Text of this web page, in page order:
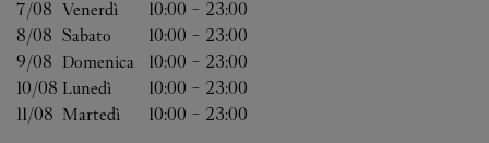
7/08 Venerdì 10:00 - 23:00
8/08 Sabato 10:00 - 23:00
9/08 Domenica 10:00 - 23:00
10/08 Lunedì 10:00 - 23:00
11/08 Martedì 10:00 - 23:00